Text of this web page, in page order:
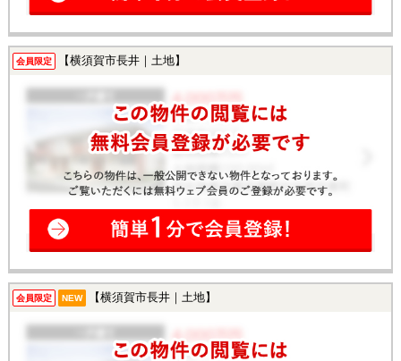
会員限定 【横須賀市長井｜土地】
会員限定 NEW 【横須賀市長井｜土地】